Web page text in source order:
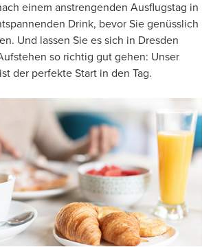
einem anstrengenden Ausflugstag in
Drink, bevor Sie genüsslich
Und lassen Sie es sich in Dresden
so richtig gut gehen: Unser
der perfekte Start in den Tag.